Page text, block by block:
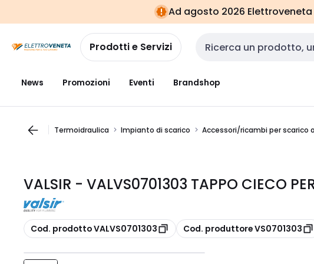
navigazionealla
pagina
Ad agosto 2026
Prodotti e Servizi Cerca input
News Promozioni Eventi Brandshop
Termoidraulica Impianto di scarico Accessori/ricambi per scarico
VALSIR - VALVS0701303 TAPPO CIECO
copia
Cod. prodotto VALVS0701303 copia
Cod. produttore VS0701303